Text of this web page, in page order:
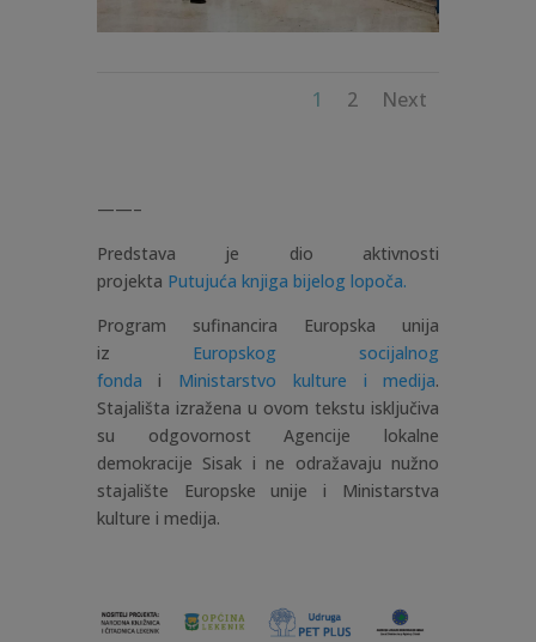
1 2 Next
——–
Predstava je dio aktivnosti
projekta Putujuća knjiga bijelog lopoča.
Program sufinancira Europska unija
iz Europskog socijalnog
fonda i Ministarstvo kulture i medija.
Stajališta izražena u ovom tekstu isključiva
su odgovornost Agencije lokalne
demokracije Sisak i ne odražavaju nužno
stajalište Europske unije i Ministarstva
kulture i medija.